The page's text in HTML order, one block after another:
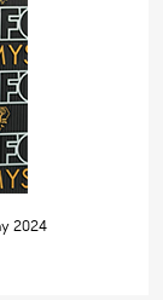
2024